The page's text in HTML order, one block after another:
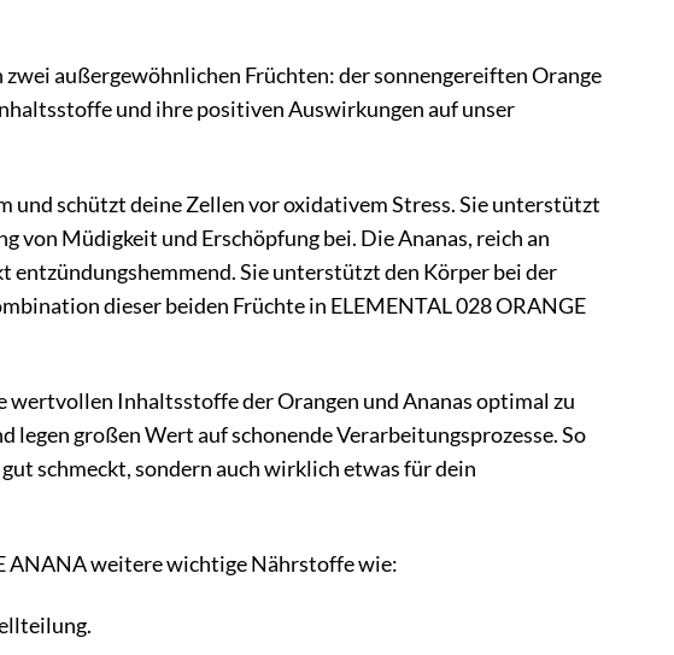
außergewöhnlichen Früchten: der sonnengereiften Orange
und ihre positiven Auswirkungen auf unser
schützt deine Zellen vor oxidativem Stress. Sie unterstützt
von Müdigkeit und Erschöpfung bei. Die Ananas, reich an
Sie unterstützt den Körper bei der
dieser beiden Früchte in ELEMENTAL 028 ORANGE
Inhaltsstoffe der Orangen und Ananas optimal zu
großen Wert auf schonende Verarbeitungsprozesse. So
schmeckt, sondern auch wirklich etwas für dein
ANANA weitere wichtige Nährstoffe wie: